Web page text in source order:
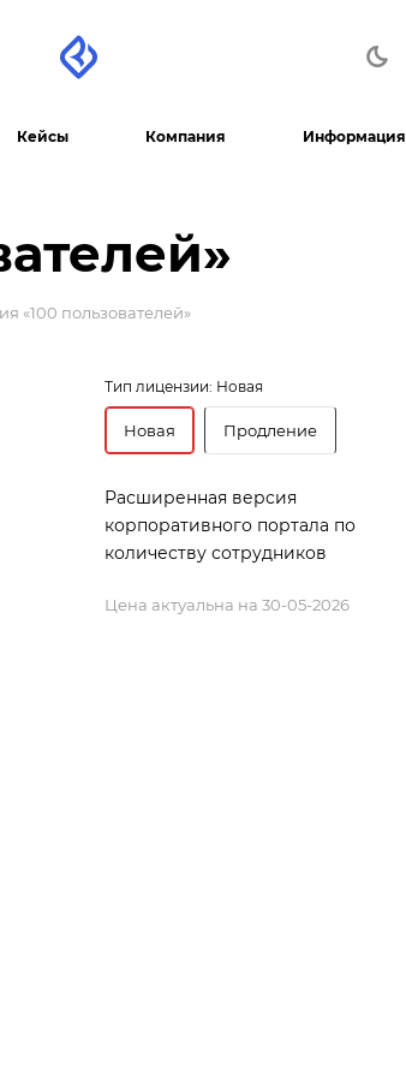
Кейсы Компания Информация
«100 пользователей»
Тип лицензии: Новая
Новая Продление
Расширенная версия
корпоративного портала по
количеству сотрудников
Цена актуальна на 30-05-2026